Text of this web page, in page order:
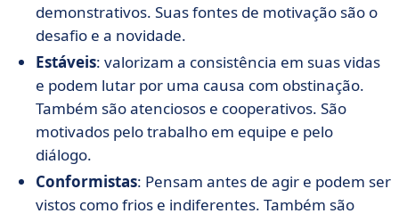
demonstrativos. Suas fontes de motivação são o
desafio e a novidade.
Estáveis: valorizam a consistência em suas vidas
e podem lutar por uma causa com obstinação.
Também são atenciosos e cooperativos. São
motivados pelo trabalho em equipe e pelo
diálogo.
Conformistas: Pensam antes de agir e podem ser
vistos como frios e indiferentes. Também são